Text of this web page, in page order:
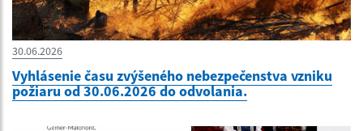
30.06.2026
Vyhlásenie času zvýšeného nebezpečenstva vzniku
požiaru od 30.06.2026 do odvolania.